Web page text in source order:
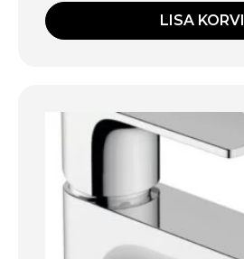
LISA KORVI